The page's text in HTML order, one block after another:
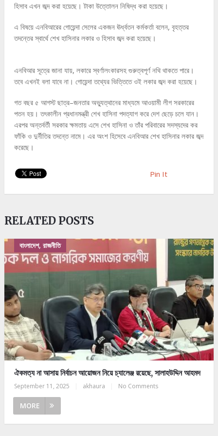
হিসাব এখন জব্দ করা হয়েছে। টাকা উত্তোলন নিষিদ্ধ করা হয়েছে।
এ বিষয়ে এনবিআরের গোয়েন্দা সেলের একজন ঊর্ধ্বতন কর্মকর্তা বলেন, বৃহত্তর
তদন্তের স্বার্থে শেখ হাসিনার লকার ও হিসাব জব্দ করা হয়েছে।
এনবিআর সূত্রে জানা যায়, লকারে স্বর্ণালংকারসহ গুরুত্বপূর্ণ নথি থাকতে পারে।
তবে এখনই বলা যাবে না। গোয়েন্দা তথ্যের ভিত্তিতে ওই লকার জব্দ করা হয়েছে।
গত বছর ৫ আগস্ট ছাত্র–জনতার অভ্যুত্থানের মাধ্যমে আওয়ামী লীগ সরকারের
পতন হয়। তৎকালীন প্রধানমন্ত্রী শেখ হাসিনা পদত্যাগ করে দেশ ছেড়ে চলে যান।
এরপর অন্তর্বর্তী সরকার ক্ষমতায় এসে শেখ হাসিনা ও তাঁর পরিবারের সদস্যদের কর
ফাঁকি ও দুর্নীতির তদন্তে নামে। এর অংশ হিসেবে এনবিআর শেখ হাসিনার লকার জব্দ
করেছে।
Pin It
RELATED POSTS
বাংলাদেশ, রাজনীতি
ঐকমত্য না আসায় নির্বাচন আয়োজন নিয়ে চ্যালেঞ্জ রয়েছে, সালাহউদ্দিন আহমদ
September 11, 2025 akhaura No Comments
MORE